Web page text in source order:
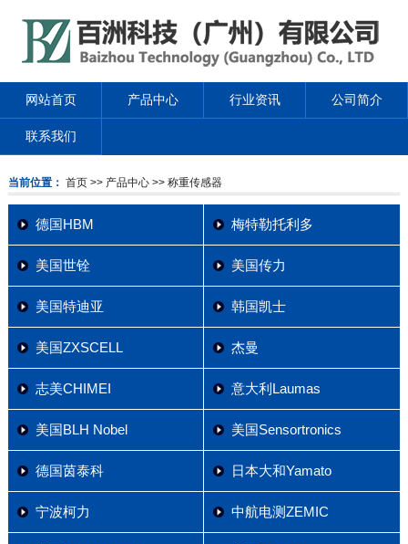
网站首页 产品中心 行业资讯 公司简介
联系我们
当前位置： 首页 >> 产品中心>> 称重传感器
德国HBM 梅特勒托利多
美国世铨 美国传力
美国特迪亚 韩国凯士
美国ZXSCELL 杰曼
志美CHIMEI 意大利Laumas
美国BLH Nobel 美国Sensortronics
德国茵泰科 日本大和Yamato
宁波柯力 中航电测ZEMIC